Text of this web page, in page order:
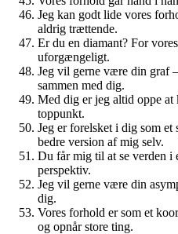
Jeg kan godt lide vores
aldrig trættende.
Er du en diamant? For
uforgængeligt.
Jeg vil gerne være din graf
sammen med dig.
Med dig er jeg altid oppe at
toppunkt.
Jeg er forelsket i dig som
bedre version af mig selv.
Du får mig til at se verden i
perspektiv.
Jeg vil gerne være din
dig.
Vores forhold er som et
og opnår store ting.